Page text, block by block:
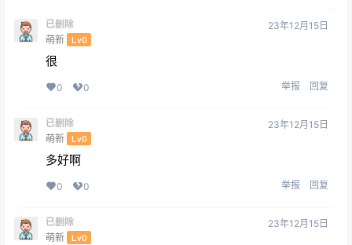
已删除
萌新 Lv0
23年12月15日
很
0 0 举报 回复
已删除
萌新 Lv0
23年12月15日
多好啊
0 0 举报 回复
已删除
萌新 Lv0
23年12月15日